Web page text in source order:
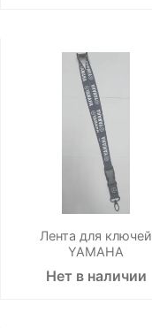
Лента для ключей
YAMAHA
Нет в наличии